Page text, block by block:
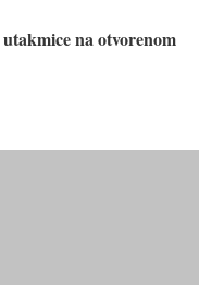
na otvorenom